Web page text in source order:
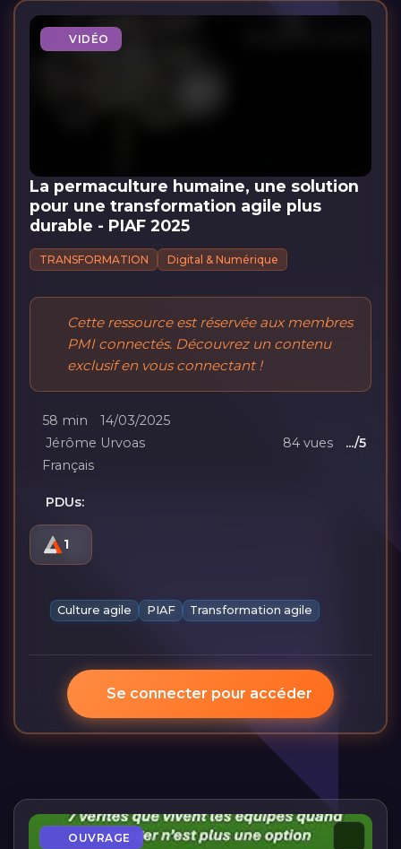
VIDÉO
La permaculture humaine, une solution
pour une transformation agile plus
durable - PIAF 2025
TRANSFORMATION Digital & Numérique
Cette ressource est réservée aux membres
PMI connectés. Découvrez un contenu
exclusif en vous connectant !
58 min
14/03/2025
Jérôme Urvoas
84 vues
.../5
Français
PDUs:
1
Culture agile PIAF Transformation agile
Se connecter pour accéder
OUVRAGE